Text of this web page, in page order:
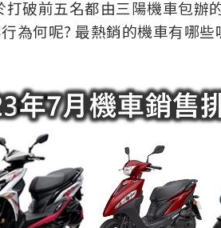
破前五名都由三陽機車包辦
為何呢? 最熱銷的機車有哪些